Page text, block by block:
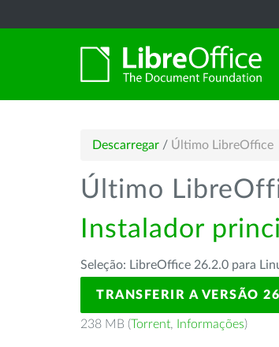
Descarregar / Último LibreOffice
Último
Instalador
Seleção: LibreOffice 26.2.0 para
TRANSFERIR A VERSÃO
238 MB (Torrent, Informações)